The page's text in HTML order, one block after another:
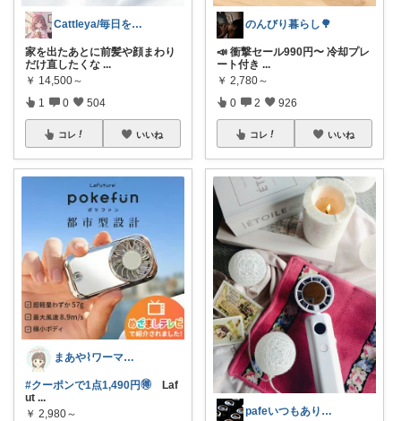
Cattleya/毎日を整える美容コスメ
家を出たあとに前髪や顔まわり
だけ直したくな ...
￥ 14,500～
1 0 504
コレ いいね
まあや⌇ワーママの暮らしとインテリア𓍯
#クーポンで1点1,490円🉐 Laf
ut ...
￥ 2,980～
のんびり暮らし🌳
📣 衝撃セール990円〜 冷却プレ
ート付き ...
￥ 2,780～
0 2 926
コレ いいね
pafeいつもありがとう🌈🧚🏻💘